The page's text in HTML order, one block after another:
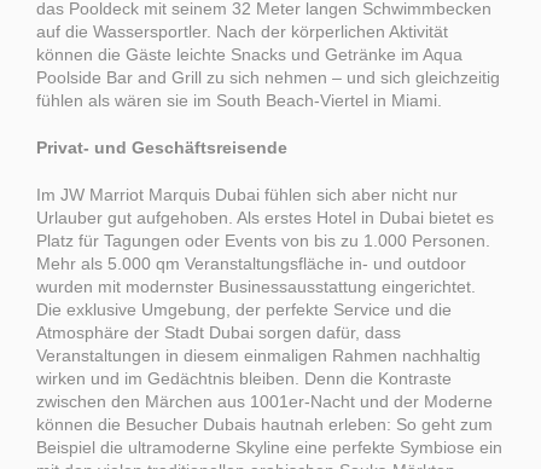
das Pooldeck mit seinem 32 Meter langen Schwimmbecken
auf die Wassersportler. Nach der körperlichen Aktivität
können die Gäste leichte Snacks und Getränke im Aqua
Poolside Bar and Grill zu sich nehmen – und sich gleichzeitig
fühlen als wären sie im South Beach-Viertel in Miami.
Privat- und Geschäftsreisende
Im JW Marriot Marquis Dubai fühlen sich aber nicht nur
Urlauber gut aufgehoben. Als erstes Hotel in Dubai bietet es
Platz für Tagungen oder Events von bis zu 1.000 Personen.
Mehr als 5.000 qm Veranstaltungsfläche in- und outdoor
wurden mit modernster Businessausstattung eingerichtet.
Die exklusive Umgebung, der perfekte Service und die
Atmosphäre der Stadt Dubai sorgen dafür, dass
Veranstaltungen in diesem einmaligen Rahmen nachhaltig
wirken und im Gedächtnis bleiben. Denn die Kontraste
zwischen den Märchen aus 1001er-Nacht und der Moderne
können die Besucher Dubais hautnah erleben: So geht zum
Beispiel die ultramoderne Skyline eine perfekte Symbiose ein